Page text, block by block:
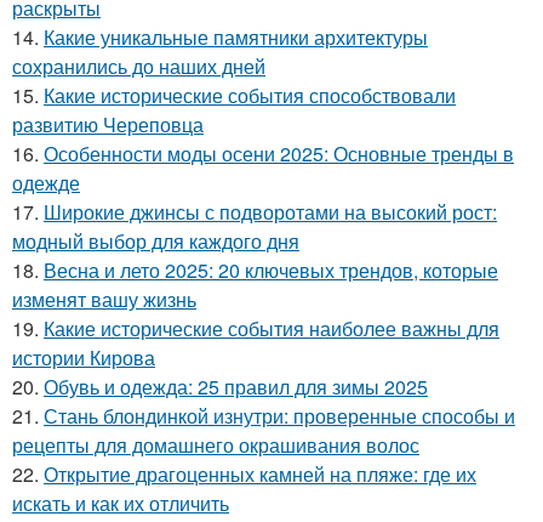
раскрыты
14. Какие уникальные памятники архитектуры
сохранились до наших дней
15. Какие исторические события способствовали
развитию Череповца
16. Особенности моды осени 2025: Основные тренды в
одежде
17. Широкие джинсы с подворотами на высокий рост:
модный выбор для каждого дня
18. Весна и лето 2025: 20 ключевых трендов, которые
изменят вашу жизнь
19. Какие исторические события наиболее важны для
истории Кирова
20. Обувь и одежда: 25 правил для зимы 2025
21. Стань блондинкой изнутри: проверенные способы и
рецепты для домашнего окрашивания волос
22. Открытие драгоценных камней на пляже: где их
искать и как их отличить